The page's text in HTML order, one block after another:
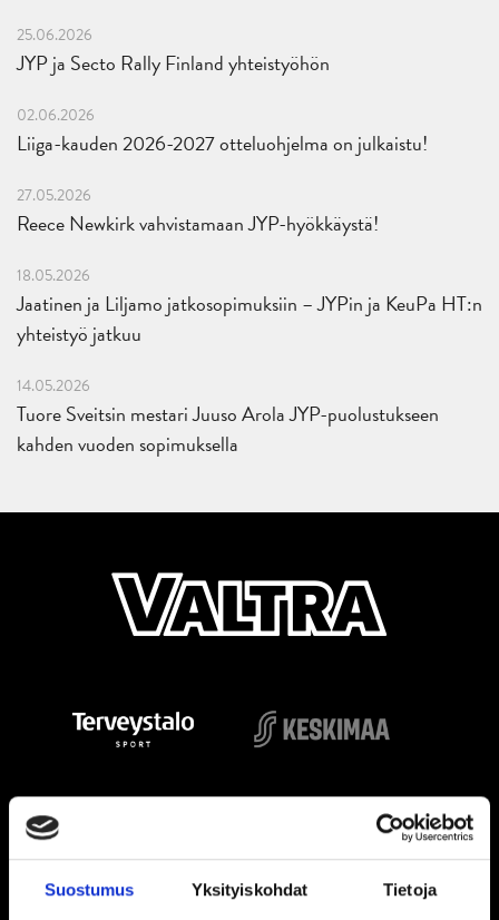
Suostumus Yksityiskohdat Tietoja
25.06.2026
JYP ja Secto Rally Finland yhteistyöhön
02.06.2026
Liiga-kauden 2026-2027 otteluohjelma on julkaistu!
27.05.2026
Reece Newkirk vahvistamaan JYP-hyökkäystä!
18.05.2026
Jaatinen ja Liljamo jatkosopimuksiin – JYPin ja KeuPa HT:n
yhteistyö jatkuu
14.05.2026
Tuore Sveitsin mestari Juuso Arola JYP-puolustukseen
kahden vuoden sopimuksella